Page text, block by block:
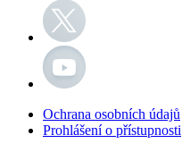
Ochrana osobních údajů
Prohlášení o přístupnosti